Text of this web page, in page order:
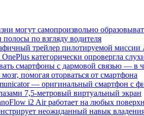
могут самопроизвольно
по взгляду водителя
трейлер пилотируемой
категорически опровергла
смартфоны с дармовой связью — в
помогая оторваться от смартфона
— оригинальный смартфон с
7,5-метровый виртуальный экран
i2 Air работает на любых
неожиданный навык